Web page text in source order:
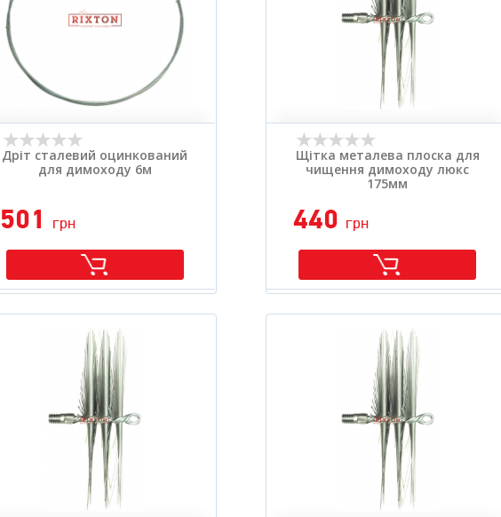
Дріт сталевий оцинкований
для димоходу 6м
501 грн
Щітка металева плоска для
чищення димоходу люкс
175мм
440 грн